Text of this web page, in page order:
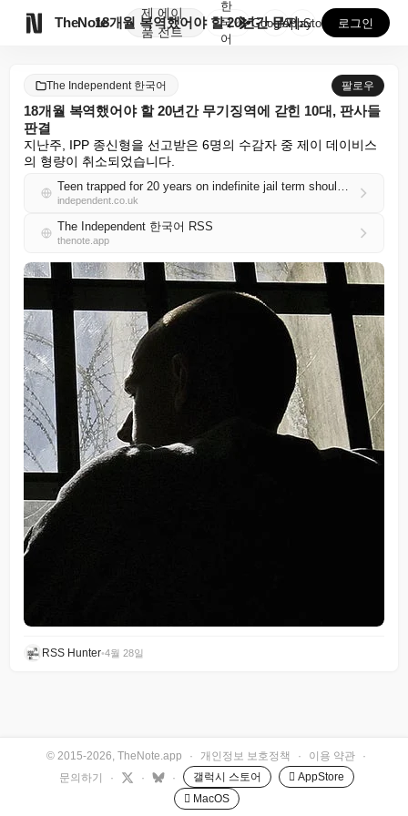
TheNote
제
품
에이
전트
18개월 복역했어야 할 20년간 무기징역에 갇힌 10대...
한
국
어
GooglePlay
AppStore 로그인
The Independent 한국어 팔로우
18개월 복역했어야 할 20년간 무기징역에 갇힌 10대, 판사들
판결
지난주, IPP 종신형을 선고받은 6명의 수감자 중 제이 데이비스
의 형량이 취소되었습니다.
Teen trapped for 20 years on indefinite jail term should have served 18 months, judges rule
independent.co.uk
The Independent 한국어 RSS
thenote.app
RSS Hunter•4월 28일
© 2015-2026, TheNote.app · 개인정보 보호정책 · 이용 약관
·
문의하기
· · · 갤럭시 스토어
 AppStore
 MacOS